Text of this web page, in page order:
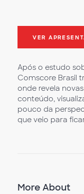
VER
Após o estudo
Comscore Brasil
onde revela
conteúdo,
pouco da
que veio para
More About